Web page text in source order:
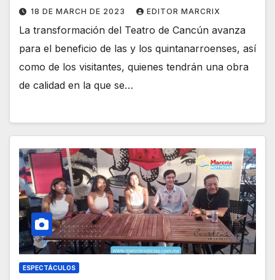
18 DE MARCH DE 2023 EDITOR MARCRIX
La transformación del Teatro de Cancún avanza
para el beneficio de las y los quintanarroenses, así
como de los visitantes, quienes tendrán una obra
de calidad en la que se…
ESPECTÁCULOS